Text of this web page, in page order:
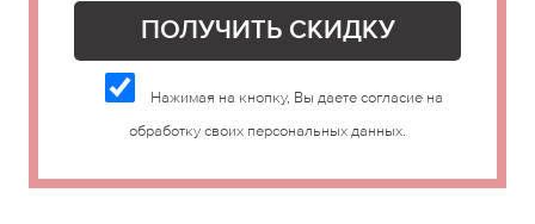
Нажимая на кнопку, Вы даете согласие на
обработку своих персональных данных.